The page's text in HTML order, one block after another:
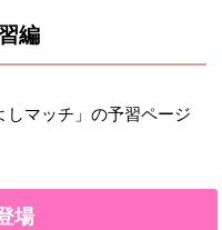
編
しマッチ」の予習ページ
場